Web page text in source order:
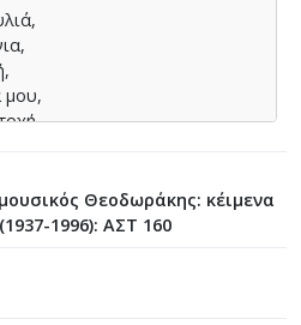
μου,
σου,
Θεοδωράκης: κέιμενα
1996): ΑΣΤ 160